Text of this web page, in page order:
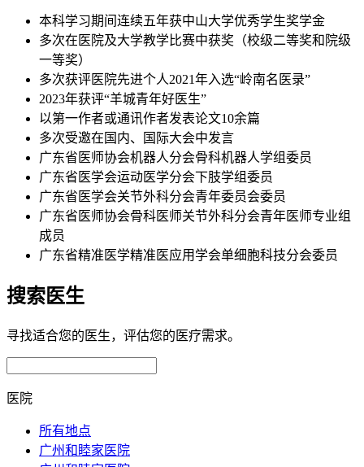
本科学习期间连续五年获中山大学优秀学生奖学金
多次在医院及大学教学比赛中获奖（校级二等奖和院级
一等奖）
多次获评医院先进个人2021年入选“岭南名医录”
2023年获评“羊城青年好医生”
以第一作者或通讯作者发表论文10余篇
多次受邀在国内、国际大会中发言
广东省医师协会机器人分会骨科机器人学组委员
广东省医学会运动医学分会下肢学组委员
广东省医学会关节外科分会青年委员会委员
广东省医师协会骨科医师关节外科分会青年医师专业组
成员
广东省精准医学精准医应用学会单细胞科技分会委员
搜索医生
寻找适合您的医生，评估您的医疗需求。
医院
所有地点
广州和睦家医院